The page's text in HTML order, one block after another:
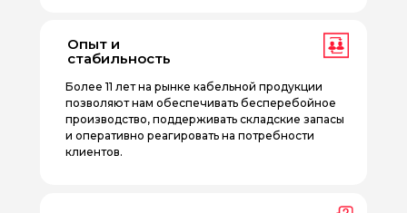
Опыт и
стабильность
Более 11 лет на рынке кабельной продукции
позволяют нам обеспечивать бесперебойное
производство, поддерживать складские запасы
и оперативно реагировать на потребности
клиентов.